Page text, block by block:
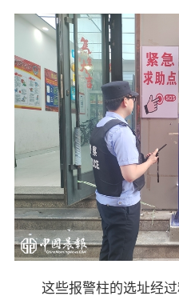
这些报警柱的选址经